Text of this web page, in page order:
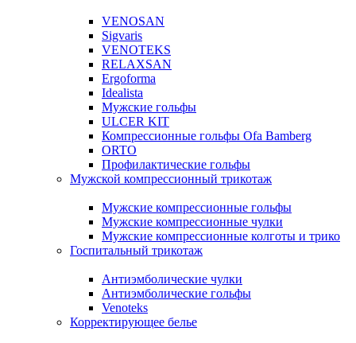
VENOSAN
Sigvaris
VENOTEKS
RELAXSAN
Ergoforma
Idealista
Мужские гольфы
ULCER KIT
Компрессионные гольфы Ofa Bamberg
ORTO
Профилактические гольфы
Мужской компрессионный трикотаж
Мужские компрессионные гольфы
Мужские компрессионные чулки
Мужские компрессионные колготы и трико
Госпитальный трикотаж
Антиэмболические чулки
Антиэмболические гольфы
Venoteks
Корректирующее белье